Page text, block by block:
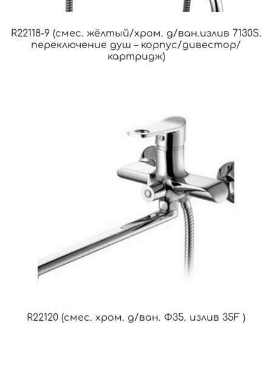
R22118-9 (смес. жёлтый/хром. д/ван.излив 7130S.
переключение душ – корпус/дивестор/
картридж)
R22120 (смес. хром. д/ван. Ф35. излив 35F )